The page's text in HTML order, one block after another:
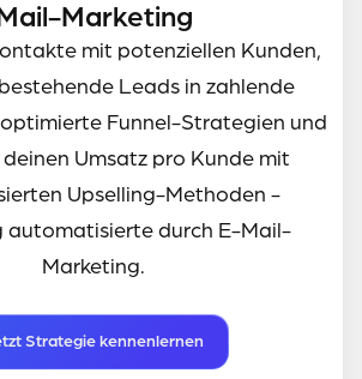
Marketing
mit potenziellen Kunden,
Leads in zahlende
Funnel-Strategien und
Umsatz pro Kunde mit
Upselling-Methoden -
automatisierte durch E-Mail-
Marketing.
Strategie kennenlernen